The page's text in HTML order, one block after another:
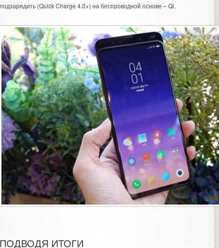
(Quick Charge 4.0+) на беспроводной основе – Qi.
ИТОГИ